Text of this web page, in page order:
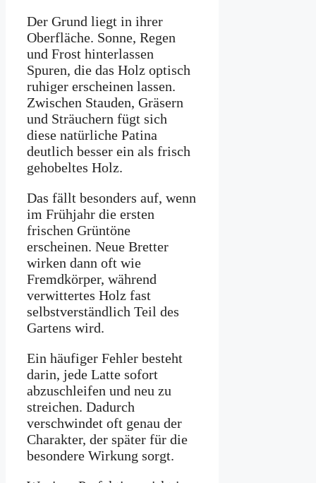
Der Grund liegt in ihrer
Oberfläche. Sonne, Regen
und Frost hinterlassen
Spuren, die das Holz optisch
ruhiger erscheinen lassen.
Zwischen Stauden, Gräsern
und Sträuchern fügt sich
diese natürliche Patina
deutlich besser ein als frisch
gehobeltes Holz.
Das fällt besonders auf, wenn
im Frühjahr die ersten
frischen Grüntöne
erscheinen. Neue Bretter
wirken dann oft wie
Fremdkörper, während
verwittertes Holz fast
selbstverständlich Teil des
Gartens wird.
Ein häufiger Fehler besteht
darin, jede Latte sofort
abzuschleifen und neu zu
streichen. Dadurch
verschwindet oft genau der
Charakter, der später für die
besondere Wirkung sorgt.